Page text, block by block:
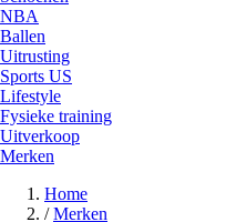
NBA
Ballen
Uitrusting
Sports US
Lifestyle
Fysieke training
Uitverkoop
Merken
Home
/ Merken